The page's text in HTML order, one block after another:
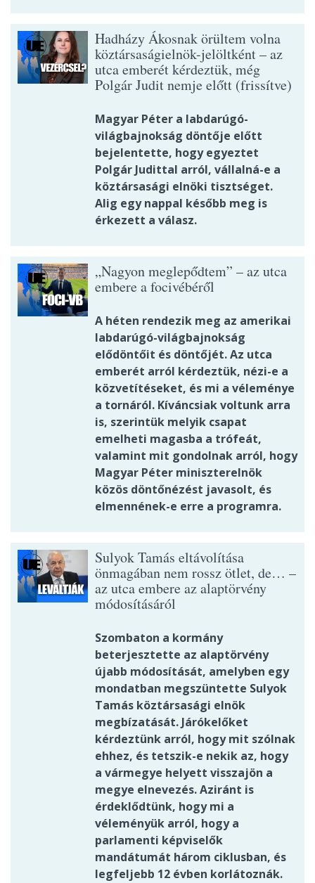
Hadházy Ákosnak örültem volna
köztársaságielnök-jelöltként – az
utca emberét kérdeztük, még
Polgár Judit nemje előtt (frissítve)
Magyar Péter a labdarúgó-
világbajnokság döntője előtt
bejelentette, hogy egyeztet
Polgár Judittal arról, vállalná-e a
köztársasági elnöki tisztséget.
Alig egy nappal később meg is
érkezett a válasz.
„Nagyon meglepődtem” – az utca
embere a focivébéről
A héten rendezik meg az amerikai
labdarúgó-világbajnokság
elődöntőit és döntőjét. Az utca
emberét arról kérdeztük, nézi-e a
közvetítéseket, és mi a véleménye
a tornáról. Kíváncsiak voltunk arra
is, szerintük melyik csapat
emelheti magasba a trófeát,
valamint mit gondolnak arról, hogy
Magyar Péter miniszterelnök
közös döntőnézést javasolt, és
elmennének-e erre a programra.
Sulyok Tamás eltávolítása
önmagában nem rossz ötlet, de… –
az utca embere az alaptörvény
módosításáról
Szombaton a kormány
beterjesztette az alaptörvény
újabb módosítását, amelyben egy
mondatban megszüntette Sulyok
Tamás köztársasági elnök
megbízatását. Járókelőket
kérdeztünk arról, hogy mit szólnak
ehhez, és tetszik-e nekik az, hogy
a vármegye helyett visszajön a
megye elnevezés. Aziránt is
érdeklődtünk, hogy mi a
véleményük arról, hogy a
parlamenti képviselők
mandátumát három ciklusban, és
legfeljebb 12 évben korlátoznák.